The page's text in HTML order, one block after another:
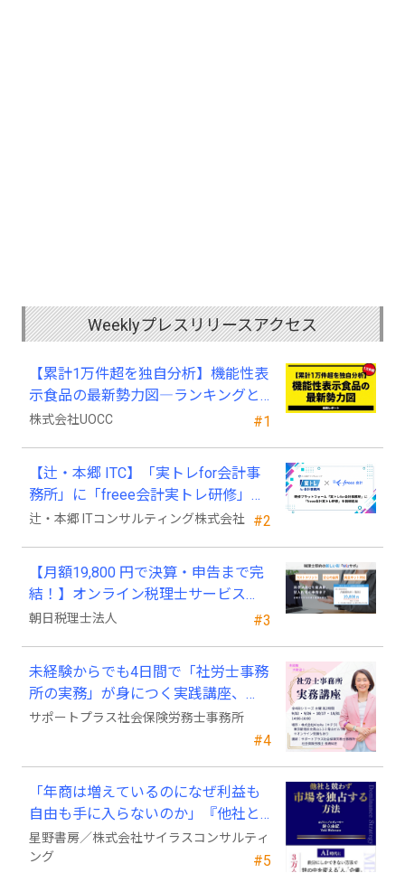
Weeklyプレスリリースアクセス
#1
【累計1万件超を独自分析】機能性表
示食品の最新勢力図―ランキングと
2025年4月以降の変化
株式会社UOCC
#2
【辻・本郷 ITC】「実トレfor会計事
務所」に「freee会計実トレ研修」を
新規追加
辻・本郷 ITコンサルティング株式会社
#3
【月額19,800 円で決算・申告まで完
結！】オンライン税理士サービス
「Wiz サポ」
朝日税理士法人
#4
未経験からでも4日間で「社労士事務
所の実務」が身につく実践講座、
2026年9月開講
サポートプラス社会保険労務士事務所
#5
「年商は増えているのになぜ利益も
自由も手に入らないのか」『他社と
競わず 市場を独占する方法』発売
星野書房／株式会社サイラスコンサルティ
ング